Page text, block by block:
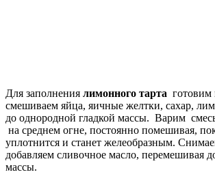
Для заполнения лимонного тарта готовим
смешиваем яйца, яичные желтки, сахар,
до однородной гладкой массы. Варим
на среднем огне, постоянно помешивая,
уплотнится и станет желеобразным.
добавляем сливочное масло, перемешивая
массы.